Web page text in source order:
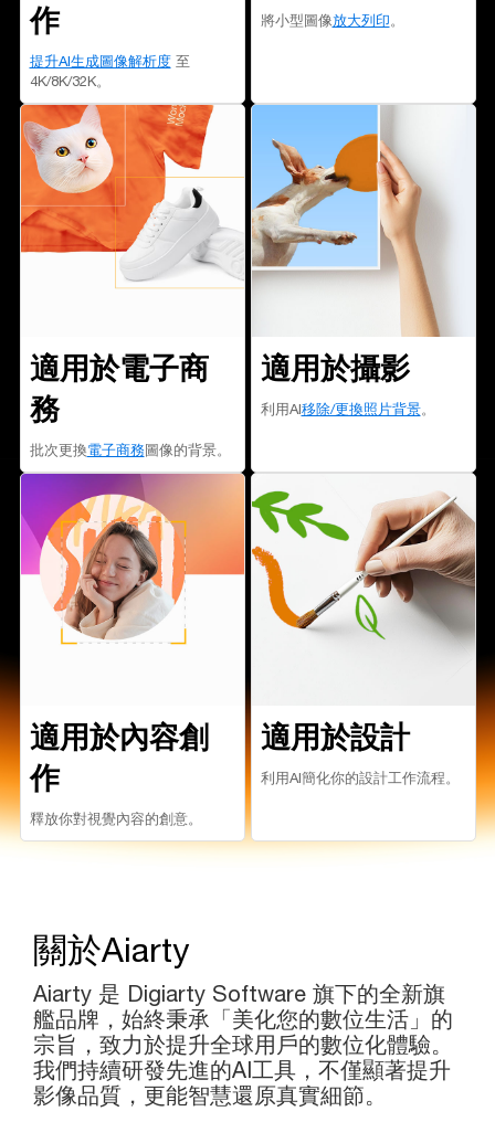
作
提升AI生成圖像解析度至
4K/8K/32K。
將小型圖像放大列印 。
適用於電子商
務
批次更換電子商務圖像的背景。
適用於攝影
利用AI移除/更換照片背景。
適用於內容創
作
釋放你對視覺內容的創意。
適用於設計
利用AI簡化你的設計工作流程。
關於Aiarty
Aiarty 是 Digiarty Software 旗下的全新旗
艦品牌，始終秉承「美化您的數位生活」的
宗旨，致力於提升全球用戶的數位化體驗。
我們持續研發先進的AI工具，不僅顯著提升
影像品質，更能智慧還原真實細節。